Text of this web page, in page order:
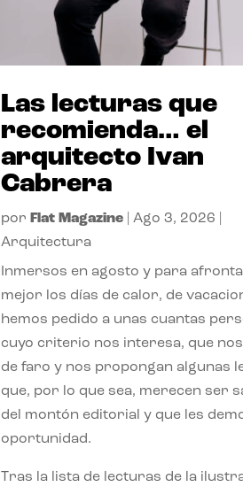
Las lecturas que
recomienda… el
arquitecto Ivan
Cabrera
por Flat Magazine |Ago 3, 2026
Arquitectura
Inmersos en agosto y para
mejor los días de calor, de
hemos pedido a unas cuantas
cuyo criterio nos interesa, que
de faro y nos propongan algunas
que, por lo que sea, merecen ser
del montón editorial y que les
oportunidad.
Tras la lista de lecturas de la